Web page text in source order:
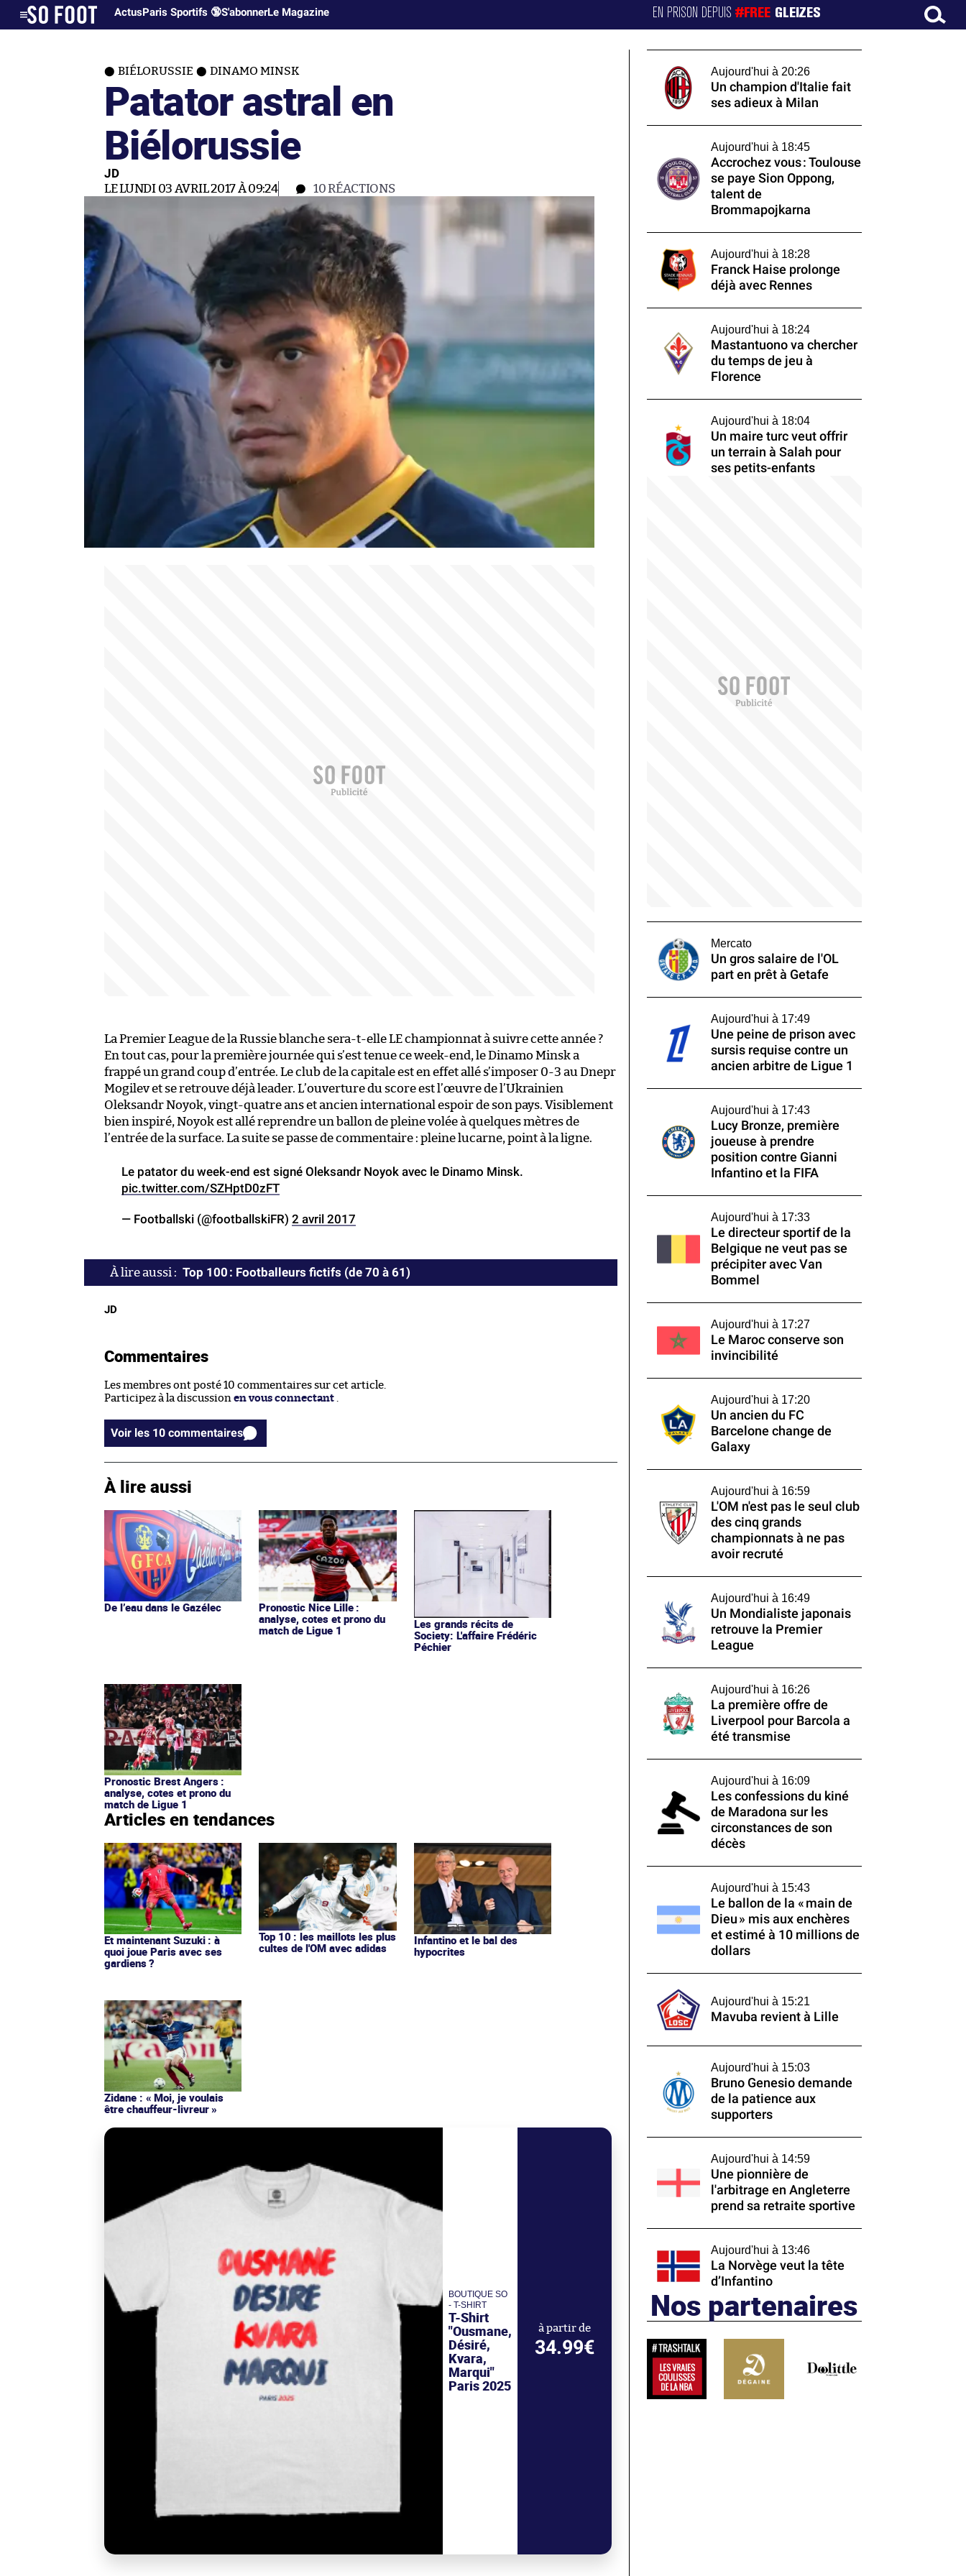
ActusParis Sportifs 🔞S'abonnerLe Magazine EN PRISON DEPUIS#FREE GLEIZES
BIÉLORUSSIE DINAMO MINSK
Patator astral en
Biélorussie
JD
LE LUNDI 03 AVRIL 2017 À 09:24 10RÉACTIONS
La Premier League de la Russie blanche sera-t-elle LE championnat à suivre cette année ?
En tout cas, pour la première journée qui s’est tenue ce week-end, le Dinamo Minsk a
frappé un grand coup d’entrée. Le club de la capitale est en effet allé s’imposer 0-3 au Dnepr
Mogilev et se retrouve déjà leader. L’ouverture du score est l’œuvre de l’Ukrainien
Oleksandr Noyok, vingt-quatre ans et ancien international espoir de son pays. Visiblement
bien inspiré, Noyok est allé reprendre un ballon de pleine volée à quelques mètres de
l’entrée de la surface. La suite se passe de commentaire : pleine lucarne, point à la ligne.
Le patator du week-end est signé Oleksandr Noyok avec le Dinamo Minsk.
pic.twitter.com/SZHptD0zFT
— Footballski (@footballskiFR) 2 avril 2017
Top 100 : Footballeurs fictifs (de 70 à 61)
JD
Commentaires
Les membres ont posté 10 commentaires sur cet article.
Participez à la discussion en vous connectant .
Voir les 10 commentaires
À lire aussi
De l’eau dans le Gazélec
Pronostic Nice Lille :
analyse, cotes et prono du
match de Ligue 1
Les grands récits de
Society: L'affaire Frédéric
Péchier
Pronostic Brest Angers :
analyse, cotes et prono du
match de Ligue 1
Articles en tendances
Et maintenant Suzuki : à
quoi joue Paris avec ses
gardiens ?
Top 10 : les maillots les plus
cultes de l'OM avec adidas
Infantino et le bal des
hypocrites
Zidane : « Moi, je voulais
être chauffeur-livreur »
BOUTIQUE SO
- T-SHIRT
T-Shirt
"Ousmane,
Désiré,
Kvara,
Marqui"
Paris 2025
à partir de
34.99€
Aujourd'hui à 20:26
Un champion d'Italie fait
ses adieux à Milan
Aujourd'hui à 18:45
Accrochez vous : Toulouse
se paye Sion Oppong,
talent de
Brommapojkarna
Aujourd'hui à 18:28
Franck Haise prolonge
déjà avec Rennes
Aujourd'hui à 18:24
Mastantuono va chercher
du temps de jeu à
Florence
Aujourd'hui à 18:04
Un maire turc veut offrir
un terrain à Salah pour
ses petits-enfants
Mercato
Un gros salaire de l'OL
part en prêt à Getafe
Aujourd'hui à 17:49
Une peine de prison avec
sursis requise contre un
ancien arbitre de Ligue 1
Aujourd'hui à 17:43
Lucy Bronze, première
joueuse à prendre
position contre Gianni
Infantino et la FIFA
Aujourd'hui à 17:33
Le directeur sportif de la
Belgique ne veut pas se
précipiter avec Van
Bommel
Aujourd'hui à 17:27
Le Maroc conserve son
invincibilité
Aujourd'hui à 17:20
Un ancien du FC
Barcelone change de
Galaxy
Aujourd'hui à 16:59
L'OM n'est pas le seul club
des cinq grands
championnats à ne pas
avoir recruté
Aujourd'hui à 16:49
Un Mondialiste japonais
retrouve la Premier
League
Aujourd'hui à 16:26
La première offre de
Liverpool pour Barcola a
été transmise
Aujourd'hui à 16:09
Les confessions du kiné
de Maradona sur les
circonstances de son
décès
Aujourd'hui à 15:43
Le ballon de la « main de
Dieu » mis aux enchères
et estimé à 10 millions de
dollars
Aujourd'hui à 15:21
Mavuba revient à Lille
Aujourd'hui à 15:03
Bruno Genesio demande
de la patience aux
supporters
Aujourd'hui à 14:59
Une pionnière de
l'arbitrage en Angleterre
prend sa retraite sportive
Aujourd'hui à 13:46
La Norvège veut la tête
d’Infantino
Nos partenaires